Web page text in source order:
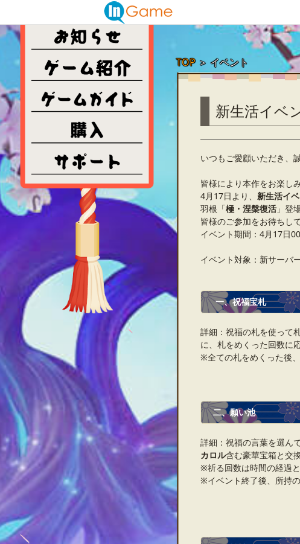
TOP＞ イベント
新生活イベ
いつもご愛顧いただき、
皆様により本作をお楽し
4月17日より、 新生活イ
羽根「極・涅槃復活 」登
皆様のご参加をお待ちし
イベント期間：4月17日
イベント対象：新サーバ
一、祝福宝札
詳細：祝福の札を使って
に、札をめくった回数に
※全ての札をめくった後、
二、願い池
詳細：祝福の言葉を選ん
カロル含む豪華宝箱と交
※祈る回数は時間の経過と
※イベント終了後、所持